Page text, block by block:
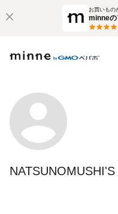
お買いもの
minneの